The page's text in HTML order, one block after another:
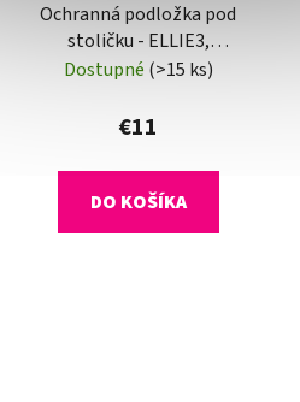
Ochranná podložka pod
stoličku - ELLIE3,
140x100 cm, 0,5 mm
Dostupné (>15 ks)
€11
DO KOŠÍKA